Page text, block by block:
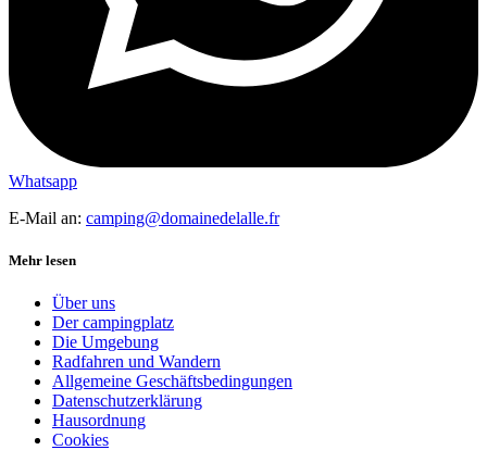
Whatsapp
E-Mail an: camping@domainedelalle.fr
Mehr lesen
Über uns
Der campingplatz
Die Umgebung
Radfahren und Wandern
Allgemeine Geschäftsbedingungen
Datenschutzerklärung
Hausordnung
Cookies